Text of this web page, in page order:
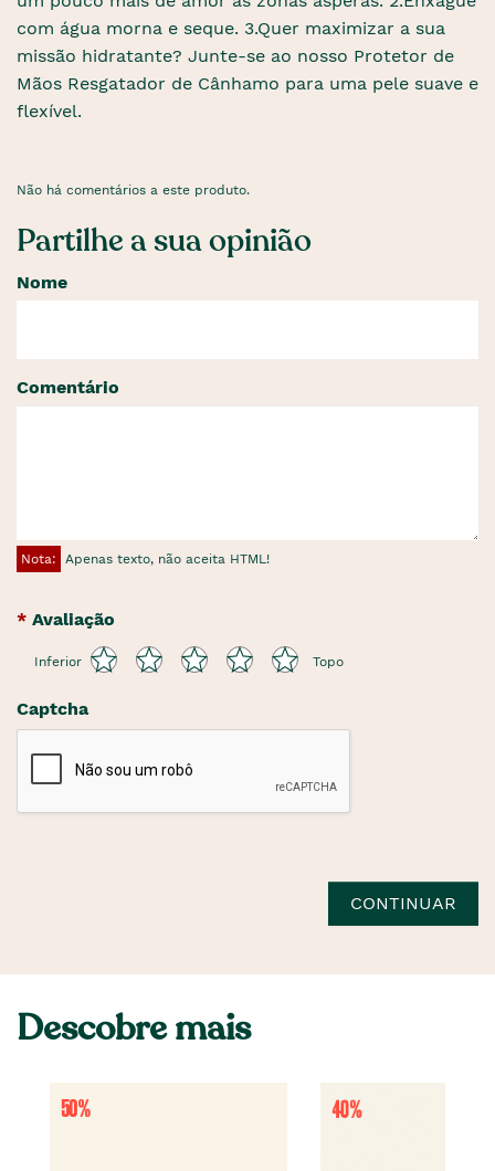
com água morna e seque. 3.Quer maximizar a sua
missão hidratante? Junte-se ao nosso Protetor de
Mãos Resgatador de Cânhamo para uma pele suave e
flexível.
Não há comentários a este produto.
Partilhe a sua opinião
Nome
Comentário
Nota: Apenas texto, não aceita HTML!
Avaliação
Inferior Topo
Captcha
CONTINUAR
Descobre mais